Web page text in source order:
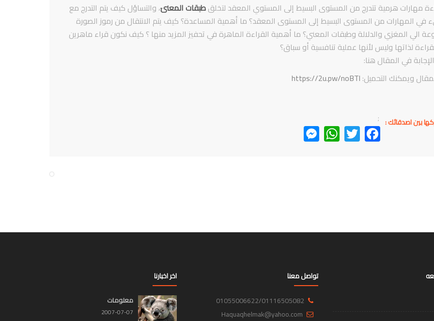
مهارات هرمية تتدرج من المستوى البسيط إلى المستوي المعقد لتخلقطبقات المعنىَ، والتساؤل كيف يتم التدرج مع
في المهارات من المستوى البسيط إلى المستوى المعقد؟ ما أهمية المساعدة؟ كيف يتم الانتقال من رموز الصورة
الي المغزي والدلالة وطبقات المعني؟ ما أهمية القراءة الماهرة في تحفيز المزيد منها ؟ كيف نكون قراء ماهرين
لذاتها وليس لأنها عملية تنافسية أو سباق؟
في المقال هنا:
ويمكنك التحميل: https://2u.pw/noBTl
; بين اصدقائك : Facebook
Twitter
WhatsApp
Messenger
تواصل معنا
01055006622/01116505082
Haquaqhelmak@yahoo.com
اخر اخبارنا
معلومات
2007-07-07